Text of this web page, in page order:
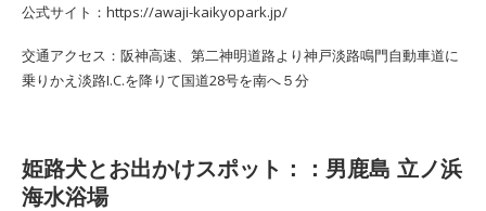
公式サイト：https://awaji-kaikyopark.jp/
交通アクセス：阪神高速、第二神明道路より神戸淡路鳴門自動車道に
乗りかえ淡路I.C.を降りて国道28号を南へ５分
姫路犬とお出かけスポット：：男鹿島 立ノ浜
海水浴場